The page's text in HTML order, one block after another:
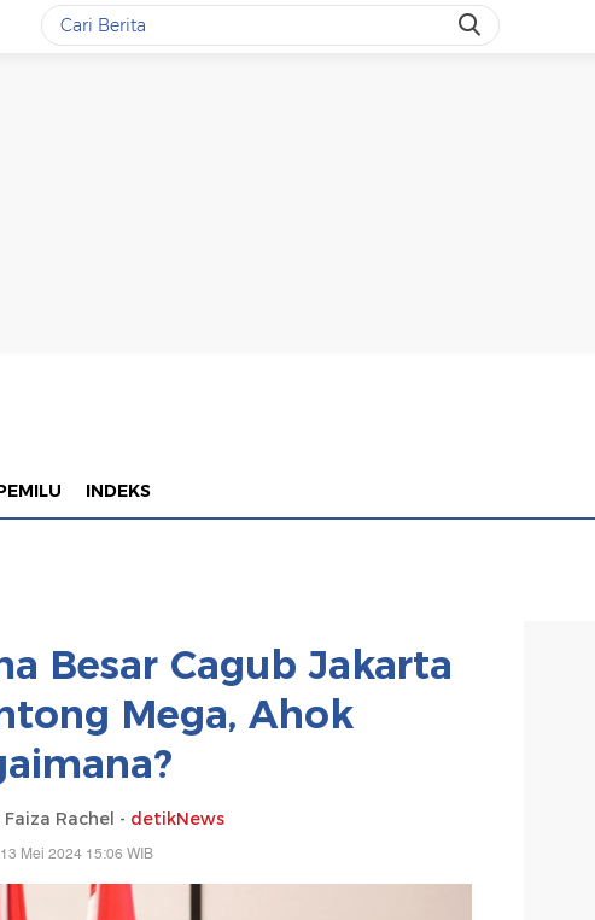
INDEKS
Besar Cagub Jakarta
Mega, Ahok
Rachel - detikNews
Mei 2024 15:06 WIB